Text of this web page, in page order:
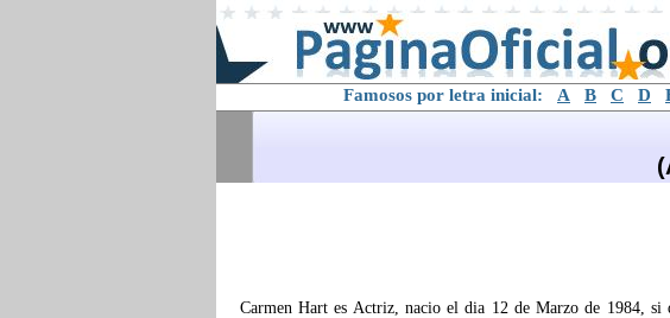
Famosos por letra inicial: A B C D
Carmen Hart es Actriz, nacio el dia 12 de Marzo de 1984, si